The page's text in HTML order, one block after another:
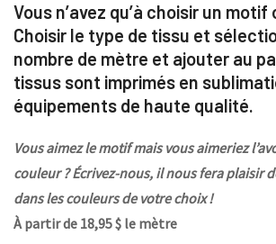
Vous n’avez qu’à choisir un
Choisir le type de tissu et
nombre de mètre et ajouter au
tissus sont imprimés en
équipements de haute qualité.
Vous aimez le motif mais vous aimeriez
couleur ? Écrivez-nous, il nous fera plaisir
dans les couleurs de votre choix !
À partir de 18,95 $ le mètre